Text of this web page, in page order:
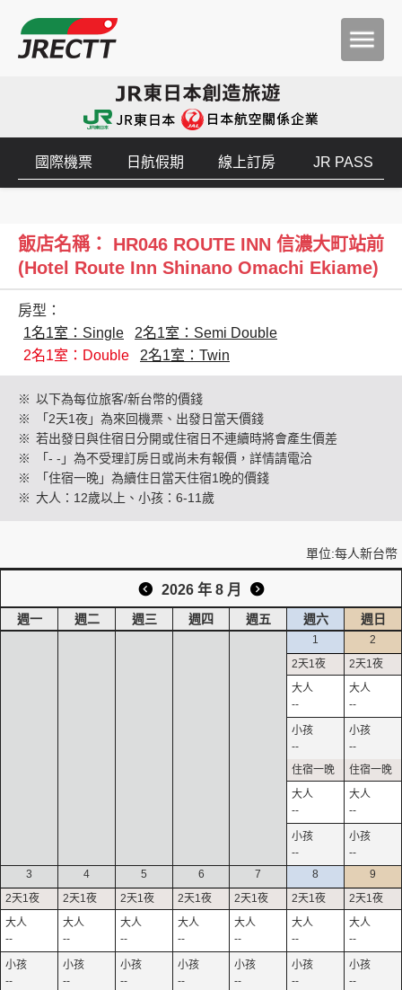
創造旅遊
國際機票 日航假期 線上訂房 JR PASS
飯店名稱： HR046 ROUTE INN 信濃大町站前
(Hotel Route Inn Shinano Omachi Ekiame)
房型：
1名1室：Single
2名1室：Semi Double
2名1室：Double
2名1室：Twin
※ 以下為每位旅客/新台幣的價錢
※
「2天1夜」為來回機票、出發日當天價錢
※ 若出發日與住宿日分開或住宿日不連續時將會產生價差
※
「- -」為不受理訂房日或尚未有報價，詳情請電洽
※
「住宿一晚」為續住日當天住宿1晚的價錢
※ 大人：12歲以上、小孩：6-11歲
單位:每人新台幣
2026 年 8 月
週一 週二 週三 週四 週五 週六 週日
1
--
--
--
--
2
--
--
--
--
3
--
--
4
--
--
5
--
--
6
--
--
7
--
--
8
--
--
9
--
--